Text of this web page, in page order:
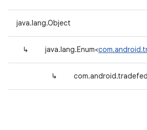
java.lang.Object
↳ java.lang.Enum<
↳